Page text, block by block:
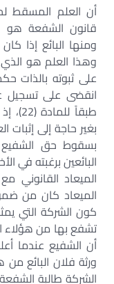
قانون الشفعة هو
ومنها البائع إذا
وهذا العلم هو
على ثبوته بالذات
انقضى على تسجيل
بغير حاجة إلى
بسقوط حق الشفيع
البائعين برغبته في
الميعاد القانوني
الميعاد كان من
كون الشركة التي
تشفع بها من هؤلاء
أن الشفيع عندما
ورثة فلان البائع
الشركة طالبة